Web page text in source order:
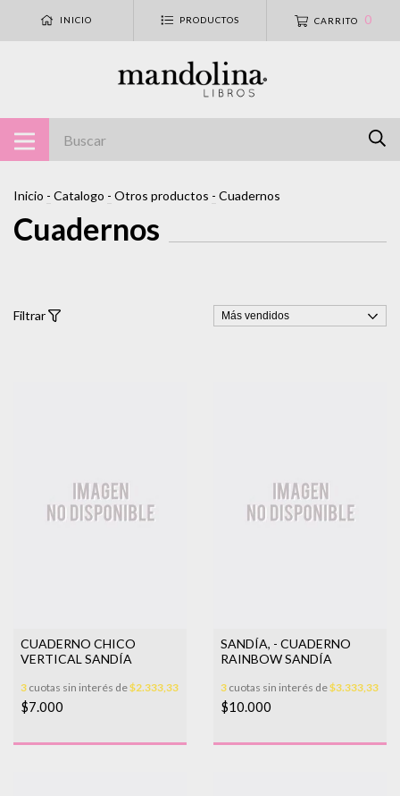
INICIO PRODUCTOS CARRITO 0
Inicio - Catalogo - Otros productos - Cuadernos
Cuadernos
Filtrar
CUADERNO CHICO
VERTICAL SANDÍA
3 cuotas sin interés de$2.333,33
$7.000
SANDÍA, - CUADERNO
RAINBOW SANDÍA
3 cuotas sin interés de$3.333,33
$10.000